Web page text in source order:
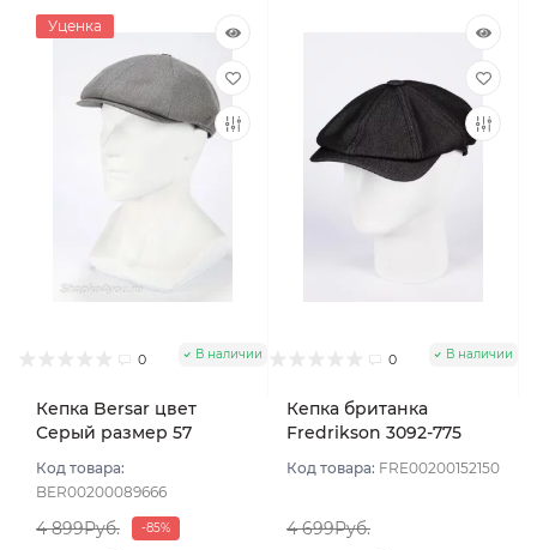
Уценка
0 В наличии
Кепка Bersar цвет
Серый размер 57
Код товара:
BER00200089666
4 899Руб. -85%
0 В наличии
Кепка британка
Fredrikson 3092-775
размер 57
Код товара: FRE00200152150
4 699Руб.